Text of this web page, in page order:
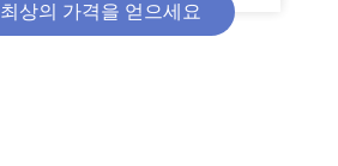
최상의 가격을 얻으세요